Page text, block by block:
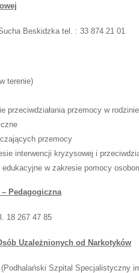
Beskidzka tel. : 33 874 21 01
terenie)
przeciwdziałania przemocy w rodzinie
przemocy
interwencji kryzysowej i
edukacyjne w zakresie pomocy
Pedagogiczna
18 267 47 85
Uzależnionych od Narkotyków
Szpital Specjalistyczny